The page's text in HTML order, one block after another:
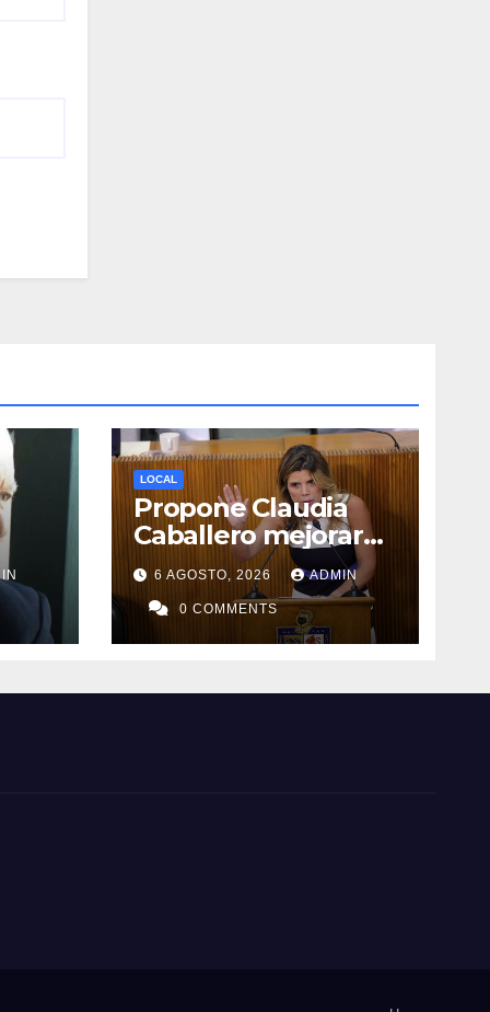
LOCAL
Propone Claudia
Caballero mejorar
protocolos de
seguridad en
planteles
educativos
6 AGOSTO, 2026 ADMIN
0 COMMENTS